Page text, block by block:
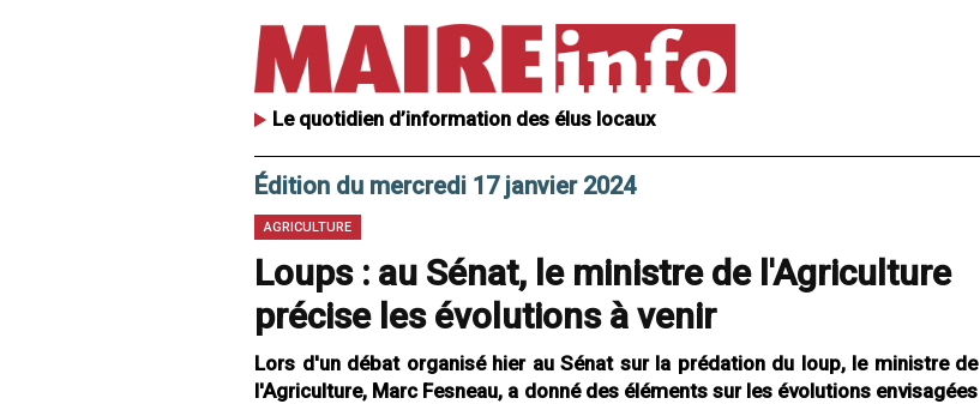
Le quotidien d’information des élus locaux
Édition du mercredi 17 janvier 2024
AGRICULTURE
Loups : au Sénat, le ministre de l'Agriculture
précise les évolutions à venir
Lors d'un débat organisé hier au Sénat sur la prédation du loup, le ministre de
l'Agriculture, Marc Fesneau, a donné des éléments sur les évolutions envisagées